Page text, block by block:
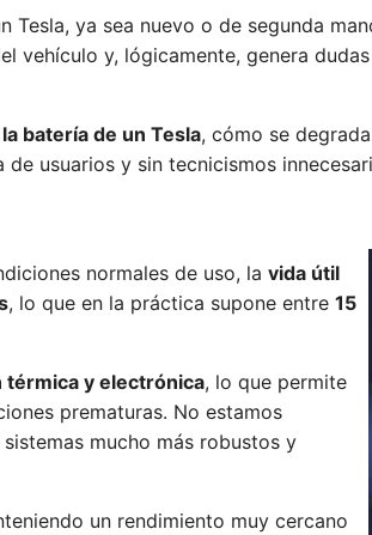
Tesla, ya sea nuevo o de segunda
vehículo y, lógicamente, genera
batería de un Tesla, cómo se
usuarios y sin tecnicismos
normales de uso, la vida útil
, lo que en la práctica supone entre 15
térmica y electrónica, lo que permite
prematuras. No estamos
mucho más robustos y
un rendimiento muy cercano